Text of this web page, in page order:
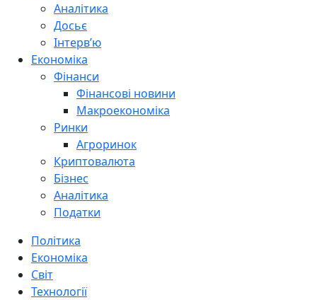
Аналітика
Досьє
Інтерв’ю
Економіка
Фінанси
Фінансові новини
Макроекономіка
Ринки
Агроринок
Криптовалюта
Бізнес
Аналітика
Податки
Політика
Економіка
Світ
Технології